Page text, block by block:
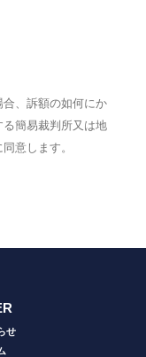
、訴額の如何にか
簡易裁判所又は地
意します。
せ